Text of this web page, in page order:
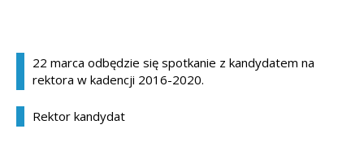
Absolwent
22 marca odbędzie się spotkanie z kandydatem na
rektora w kadencji 2016-2020.
Rektor kandydat